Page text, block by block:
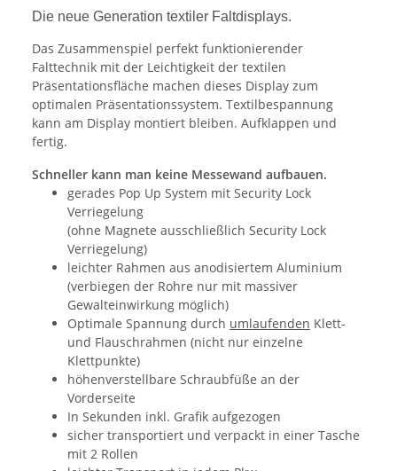
Die neue Generation textiler Faltdisplays.
Das Zusammenspiel perfekt funktionierender
Falttechnik mit der Leichtigkeit der textilen
Präsentationsfläche machen dieses Display zum
optimalen Präsentationssystem. Textilbespannung
kann am Display montiert bleiben. Aufklappen und
fertig.
Schneller kann man keine Messewand aufbauen.
gerades Pop Up System mit Security Lock
Verriegelung
(ohne Magnete ausschließlich Security Lock
Verriegelung)
leichter Rahmen aus anodisiertem Aluminium
(verbiegen der Rohre nur mit massiver
Gewalteinwirkung möglich)
Optimale Spannung durch umlaufenden Klett-
und Flauschrahmen (nicht nur einzelne
Klettpunkte)
höhenverstellbare Schraubfüße an der
Vorderseite
In Sekunden inkl. Grafik aufgezogen
sicher transportiert und verpackt in einer Tasche
mit 2 Rollen